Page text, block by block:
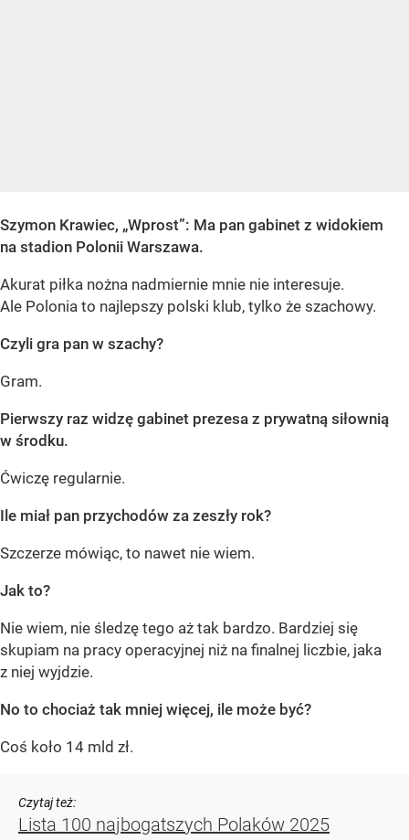
Szymon Krawiec, „Wprost”: Ma pan gabinet z widokiem
na stadion Polonii Warszawa.
Akurat piłka nożna nadmiernie mnie nie interesuje.
Ale Polonia to najlepszy polski klub, tylko że szachowy.
Czyli gra pan w szachy?
Gram.
Pierwszy raz widzę gabinet prezesa z prywatną siłownią
w środku.
Ćwiczę regularnie.
Ile miał pan przychodów za zeszły rok?
Szczerze mówiąc, to nawet nie wiem.
Jak to?
Nie wiem, nie śledzę tego aż tak bardzo. Bardziej się
skupiam na pracy operacyjnej niż na finalnej liczbie, jaka
z niej wyjdzie.
No to chociaż tak mniej więcej, ile może być?
Coś koło 14 mld zł.
Czytaj też:
Lista 100 najbogatszych Polaków 2025